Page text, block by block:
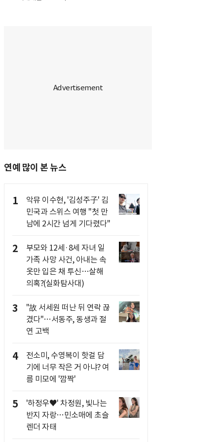
연예 많이 본 뉴스
1
악뮤 이수현, '김성주子' 김
민국과 스위스 여행 "첫 만
남에 2시간 넘게 기다렸다"
2
부모와 12세·8세 자녀 일
가족 사망 사건, 아내는 속
옷만 입은 채 투신…살해
의혹?(실화탐사대)
3
"故 서세원 떠난 뒤 연락 끊
겼다"…서동주, 동생과 절
연 고백
4
전소미, 수영복이 핫걸 담
기에 너무 작은 거 아냐? 여
름 미모에 '깜짝'
5
'하정우♥' 차정원, 빛나는
반지 자랑…민소매에 초슬
렌더 자태